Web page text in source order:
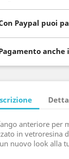
Paypal puoi
anche
anteriore per
in vetroresina
nuovo look alla